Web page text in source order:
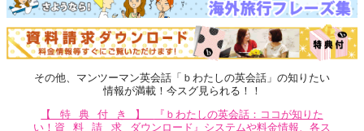
その他、マンツーマン英会話「ｂわたしの英会話」の知りたい
情報が満載！今スグ見られる！！
【特典付き】
『ｂわたしの英会話：ココが知りた
い！ 資料請求 ダウンロード』システムや料金情報、各ス